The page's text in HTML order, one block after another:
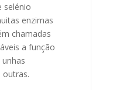
selénio
enzimas
chamadas
a função
outras.